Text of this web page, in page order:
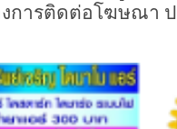
งการติดต่อโฆษณา